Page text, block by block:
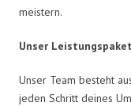
meistern.
Unser
Unser Team besteht
jeden Schritt deines